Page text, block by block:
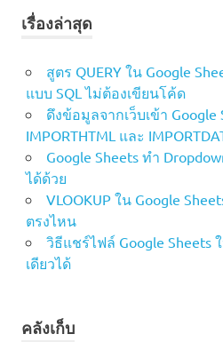
ตาม
เงื่อนไข
Excel
เทคนิค
Excel
เรื่องล่าสุด
สูตร QUERY ใน Google
แบบ SQL ไม่ต้องเขียนโค้ด
ดึงข้อมูลจากเว็บเข้า
IMPORTHTML และ
Google Sheets ทำ
ได้ด้วย
VLOOKUP ใน Google
ตรงไหน
วิธีแชร์ไฟล์ Google
เดียวได้
คลังเก็บ